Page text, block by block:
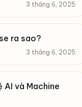
3 tháng 6, 2025
ra sao?
3 tháng 6, 2025